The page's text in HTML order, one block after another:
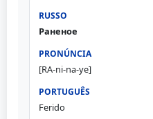
Раненое
[RA-ni-na-ye]
Ferido